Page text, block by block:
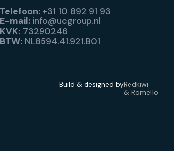
Telefoon:+31 10 892 91 93
E-mail: info@ucgroup.nl
KVK:73290246
BTW:NL8594.41.921.B01
Build & designed byRedkiwi
& Romello